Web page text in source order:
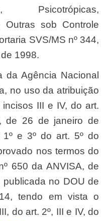
Psicotrópicas,
Outras sob Controle
SVS/MS nº 344,
1998.
no uso da atribuição
III e IV, do art.
de 26 de janeiro de
e 3º do art. 5º do
nos termos do
650 da ANVISA, de
no DOU de
tendo em vista o
do art. 2º, III e IV, do